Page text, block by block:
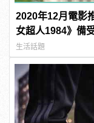
2020年12月電影
女超人1984》備
生活話題